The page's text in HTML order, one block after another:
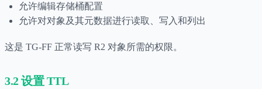
允许编辑存储桶配置
允许对对象及其元数据进行读取、写入和列出
这是 TG-FF 正常读写 R2 对象所需的权限。
3.2 设置 TTL